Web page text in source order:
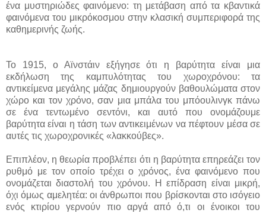
ένα μυστηριώδες φαινόμενο: τη μετάβαση από τα κβαντικά
φαινόμενα του μικρόκοσμου στην κλασική συμπεριφορά της
καθημερινής ζωής.
Το 1915, ο Αϊνστάιν εξήγησε ότι η βαρύτητα είναι μια
εκδήλωση της καμπυλότητας του χωροχρόνου: τα
αντικείμενα μεγάλης μάζας δημιουργούν βαθουλώματα στον
χώρο και τον χρόνο, σαν μια μπάλα του μπόουλινγκ πάνω
σε ένα τεντωμένο σεντόνι, και αυτό που ονομάζουμε
βαρύτητα είναι η τάση των αντικειμένων να πέφτουν μέσα σε
αυτές τις χωροχρονικές «λακκούβες».
Επιπλέον, η θεωρία προβλέπει ότι η βαρύτητα επηρεάζει τον
ρυθμό με τον οποίο τρέχει ο χρόνος, ένα φαινόμενο που
ονομάζεται διαστολή του χρόνου. Η επίδραση είναι μικρή,
όχι όμως αμελητέα: οι άνθρωποι που βρίσκονται στο ισόγειο
ενός κτιρίου γερνούν πιο αργά από ό,τι οι ένοικοι του